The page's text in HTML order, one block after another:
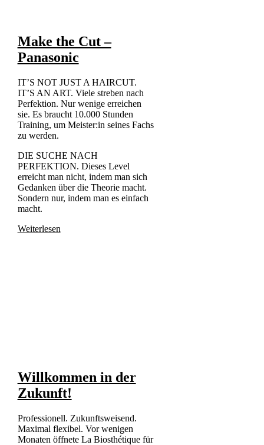
Make the Cut –
Panasonic
IT’S NOT JUST A HAIRCUT.
IT’S AN ART. Viele streben nach
Perfektion. Nur wenige erreichen
sie. Es braucht 10.000 Stunden
Training, um Meister:in seines Fachs
zu werden.
DIE SUCHE NACH
PERFEKTION. Dieses Level
erreicht man nicht, indem man sich
Gedanken über die Theorie macht.
Sondern nur, indem man es einfach
macht.
Weiterlesen
Willkommen in der
Zukunft!
Professionell. Zukunftsweisend.
Maximal flexibel. Vor wenigen
Monaten öffnete La Biosthétique für